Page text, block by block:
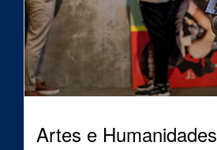
Artes e Humanidades